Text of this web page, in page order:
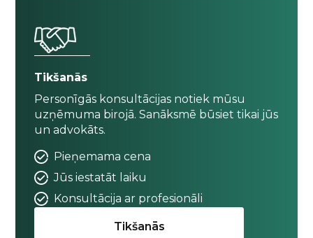
Tikšanās
Personīgās konsultācijas notiek mūsu
uzņēmuma birojā. Sanāksmē būsiet tikai jūs
un advokāts.
Pieņemama cena
Jūs iestatāt laiku
Konsultācija ar profesionāli
Tikšanās